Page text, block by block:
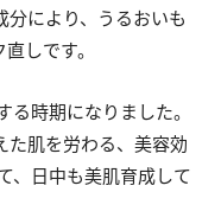
により、うるおいも
しです。
時期になりました。
た肌を労わる、美容効
、日中も美肌育成して